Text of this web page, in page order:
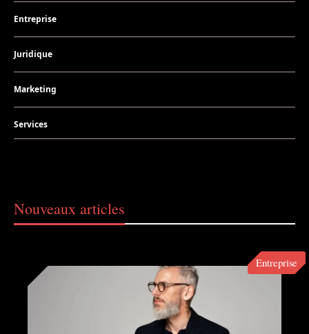
Entreprise
Juridique
Marketing
Services
Nouveaux articles
Entreprise